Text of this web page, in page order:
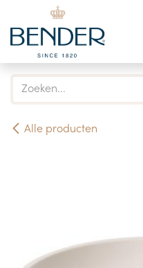
Overslaan naar inhoud
Alle producten